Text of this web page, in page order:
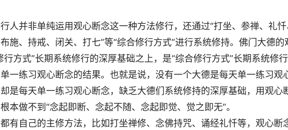
人并非单纯运用观心断念这一种方法修行，还通过“打坐、参禅、礼忏
施、持戒、闭关、打七”等“综合修行方式”进行系统修持。佛门大德的
方式”长期系统修行的深厚基础之上，是“综合修行方式”长期系统修行
一练习观心断念的结果。也就是说，没有一个大德是每天单一练习观
是每天单一练习观心断念，缺乏大德们系统修持的深厚基础，用观心
本做不到“念起即断、念起不随、念起即觉、觉之即无”。
有自己的主修方法，比如打坐禅修、念佛持咒、诵经礼忏等，观心断